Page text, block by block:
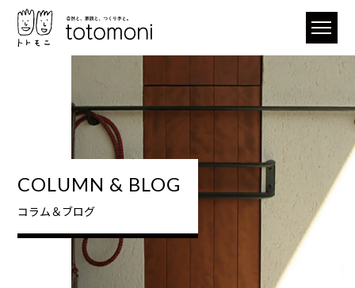
COLUMN & BLOG
コラム＆ブログ